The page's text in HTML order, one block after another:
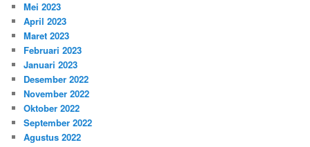
Mei 2023
April 2023
Maret 2023
Februari 2023
Januari 2023
Desember 2022
November 2022
Oktober 2022
September 2022
Agustus 2022